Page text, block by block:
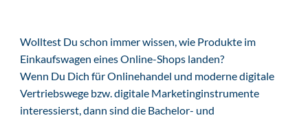
Wolltest Du schon immer wissen, wie Produkte im
Einkaufswagen eines Online-Shops landen?
Wenn Du Dich für Onlinehandel und moderne digitale
Vertriebswege bzw. digitale Marketinginstrumente
interessierst, dann sind die Bachelor- und